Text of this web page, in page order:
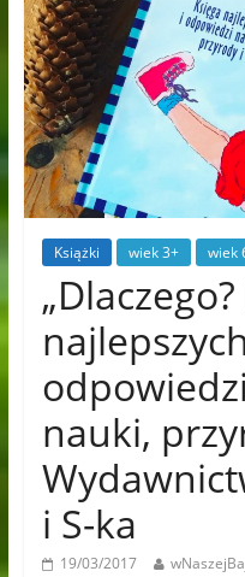
Książki wiek 3+ wiek
nauki,
i S-ka
19/03/2017